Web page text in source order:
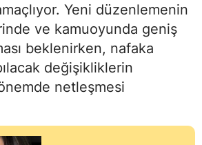
Yeni düzenlemenin
ve kamuoyunda geniş
beklenirken, nafaka
değişikliklerin
netleşmesi